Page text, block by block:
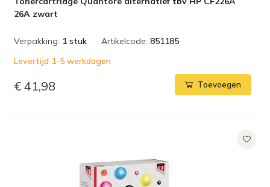
26A zwart
Verpakking: 1 stuk Artikelcode: 851185
Levertijd 1-5 werkdagen
€ 41,98 Toevoegen